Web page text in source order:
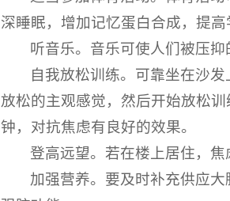
深睡眠，增加记忆蛋白合成，提高
听音乐。音乐可使人们被压
自我放松训练。可靠坐在沙
放松的主观感觉，然后开始放松
钟，对抗焦虑有良好的效果。
登高远望。若在楼上居住，焦
加强营养。要及时补充供应